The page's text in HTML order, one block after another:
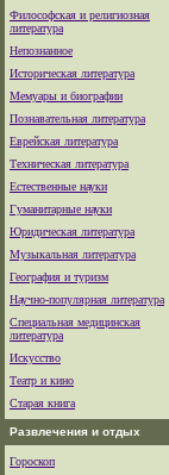
Философская и религиозная
литература
Непознанное
Историческая литература
Мемуары и биографии
Познавательная литература
Еврейская литература
Техническая литература
Естественные науки
Гуманитарные науки
Юридическая литература
Музыкальная литература
География и туризм
Научно-популярная литература
Специальная медицинская
литература
Искусство
Театр и кино
Старая книга
Развлечения и отдых
Гороскоп